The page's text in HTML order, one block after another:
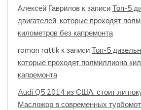
Алексей Гаврилов к записи Топ-5
двигателей, которые проходят
километров без капремонта
roman rattik к записи Топ-5
которые проходят полмиллиона
капремонта
Audi Q5 2014 из США: стоит ли
Масложор в современных